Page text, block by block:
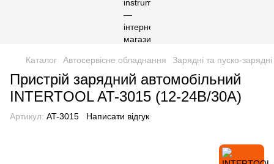
Каталог Автосервісне обладнання Зарядні та пуско-
Пристрій зарядний автомобільний
INTERTOOL AT-3015 (12-24В/30А)
Артикул: AT-3015 Написати відгук